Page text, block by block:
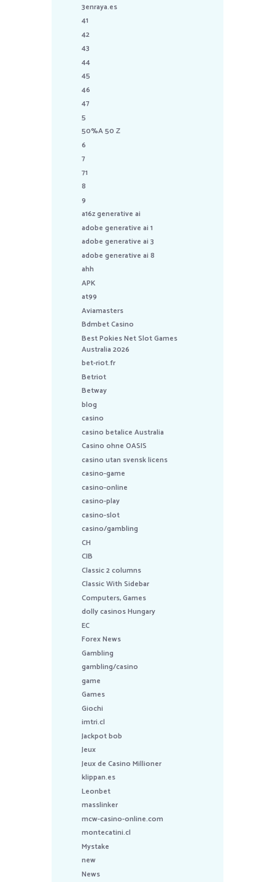
3enraya.es
41
42
43
44
45
46
47
5
50%A 50 Z
6
7
71
8
9
a16z generative ai
adobe generative ai 1
adobe generative ai 3
adobe generative ai 8
ahh
APK
at99
Aviamasters
Bdmbet Casino
Best Pokies Net Slot Games
Australia 2026
bet-riot.fr
Betriot
Betway
blog
casino
casino betalice Australia
Casino ohne OASIS
casino utan svensk licens
casino-game
casino-online
casino-play
casino-slot
casino/gambling
CH
CIB
Classic 2 columns
Classic With Sidebar
Computers, Games
dolly casinos Hungary
EC
Forex News
Gambling
gambling/casino
game
Games
Giochi
imtri.cl
Jackpot bob
Jeux
Jeux de Casino Millioner
klippan.es
Leonbet
masslinker
mcw-casino-online.com
montecatini.cl
Mystake
new
News